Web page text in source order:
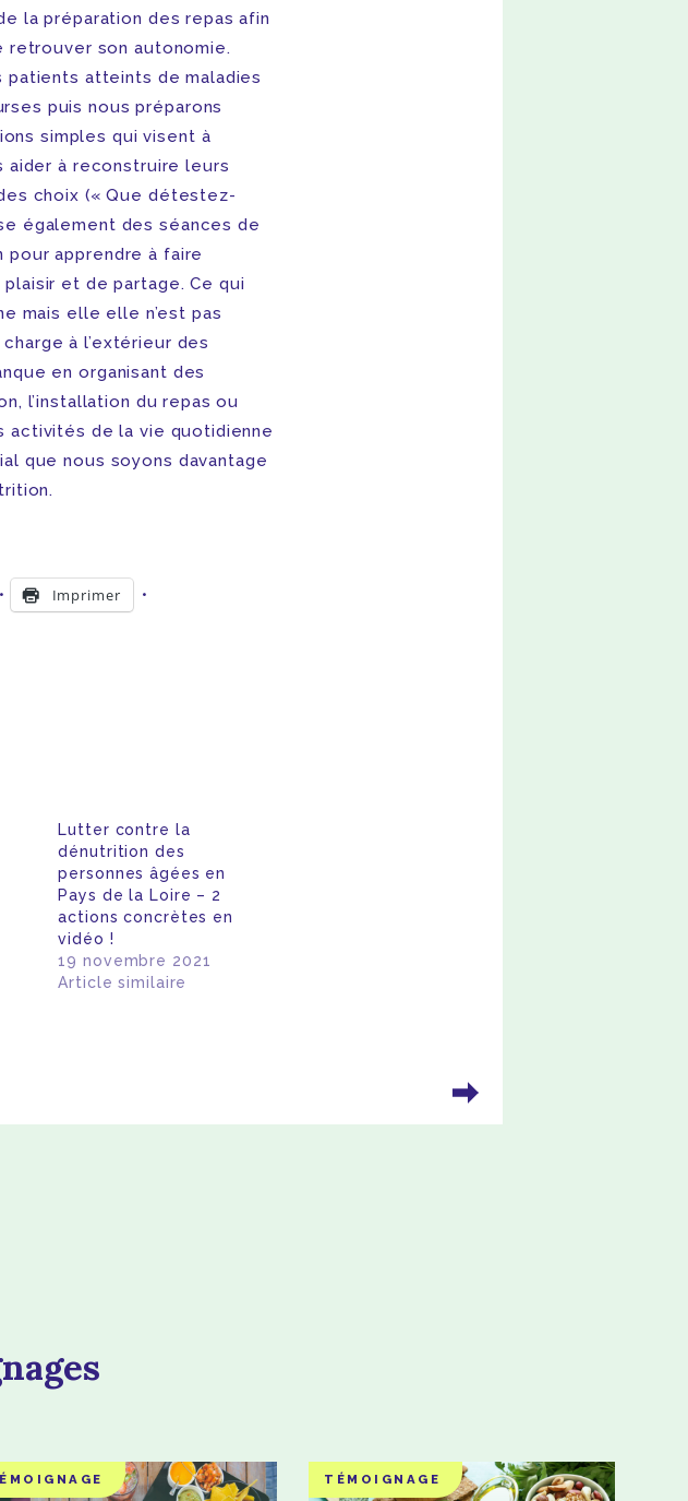
la préparation des repas afin
retrouver son autonomie.
patients atteints de maladies
puis nous préparons
simples qui visent à
à reconstruire leurs
choix (« Que détestez-
également des séances de
apprendre à faire
et de partage. Ce qui
mais elle elle n’est pas
à l’extérieur des
en organisant des
l’installation du repas ou
activités de la vie quotidienne
que nous soyons davantage
Imprimer
Lutter contre la
dénutrition des
personnes âgées en
Pays de la Loire – 2
actions concrètes en
vidéo !
19 novembre 2021
Article similaire
TÉMOIGNAGE